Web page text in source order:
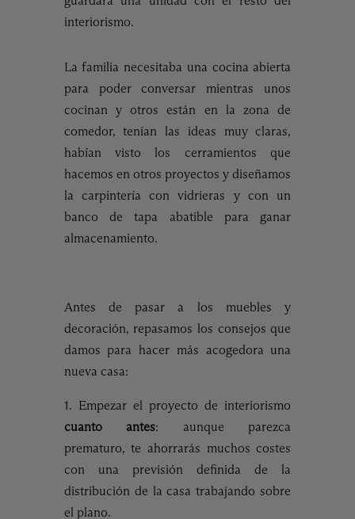
interiorismo.
La familia necesitaba una cocina abierta
para poder conversar mientras unos
cocinan y otros están en la zona de
comedor, tenían las ideas muy claras,
habían visto los cerramientos que
hacemos en otros proyectos y diseñamos
la carpintería con vidrieras y con un
banco de tapa abatible para ganar
almacenamiento.
Antes de pasar a los muebles y
decoración, repasamos los consejos que
damos para hacer más acogedora una
nueva casa:
1. Empezar el proyecto de interiorismo
cuanto antes: aunque parezca
prematuro, te ahorrarás muchos costes
con una previsión definida de la
distribución de la casa trabajando sobre
el plano.